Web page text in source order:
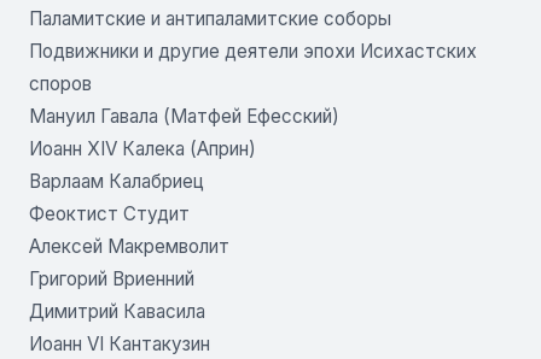
Паламитские и антипаламитские соборы
Подвижники и другие деятели эпохи Исихастских
споров
Мануил Гавала (Матфей Ефесский)
Иоанн XIV Калека (Априн)
Варлаам Калабриец
Феоктист Студит
Алексей Макремволит
Григорий Вриенний
Димитрий Кавасила
Иоанн VI Кантакузин